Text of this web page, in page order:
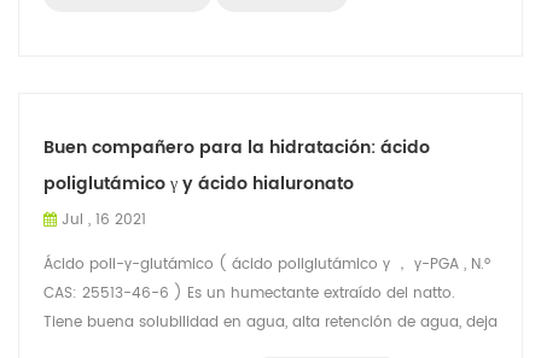
Buen compañero para la hidratación: ácido
poliglutámico γ y ácido hialuronato
Jul , 16 2021
Ácido poli-γ-glutámico ( ácido poliglutámico γ ， γ-PGA , N.º
CAS: 25513-46-6 ) Es un humectante extraído del natto.
Tiene buena solubilidad en agua, alta retención de agua, deja